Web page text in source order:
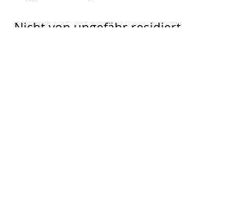
Nicht von ungefähr residiert